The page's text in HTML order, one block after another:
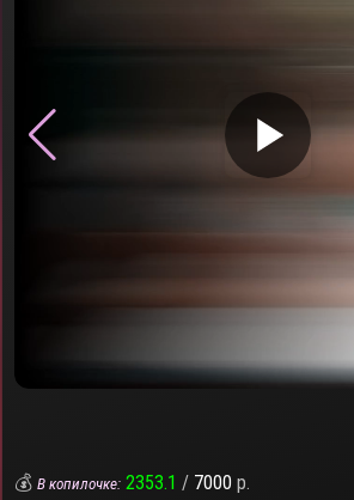
▶
💰В копилочке: 2353.1 / 7000 р.